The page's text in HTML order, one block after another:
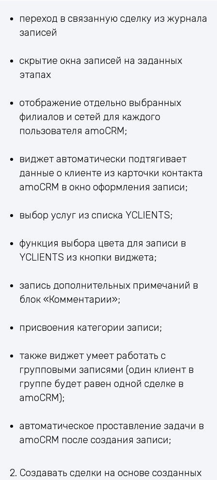
переход в связанную сделку из журнала
записей
скрытие окна записей на заданных
этапах
отображение отдельно выбранных
филиалов и сетей для каждого
пользователя amoCRM;
виджет автоматически подтягивает
данные о клиенте из карточки контакта
amoCRM в окно оформления записи;
выбор услуг из списка YCLIENTS;
функция выбора цвета для записи в
YCLIENTS из кнопки виджета;
запись дополнительных примечаний в
блок «Комментарии»;
присвоения категории записи;
также виджет умеет работать с
групповыми записями (один клиент в
группе будет равен одной сделке в
amoCRM);
автоматическое проставление задачи в
amoCRM после создания записи;
2. Создавать сделки на основе созданных